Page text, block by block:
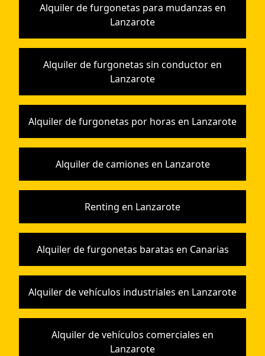
Alquiler de furgonetas para mudanzas en
Lanzarote
Alquiler de furgonetas sin conductor en
Lanzarote
Alquiler de furgonetas por horas en Lanzarote
Alquiler de camiones en Lanzarote
Renting en Lanzarote
Alquiler de furgonetas baratas en Canarias
Alquiler de vehículos industriales en Lanzarote
Alquiler de vehículos comerciales en
Lanzarote